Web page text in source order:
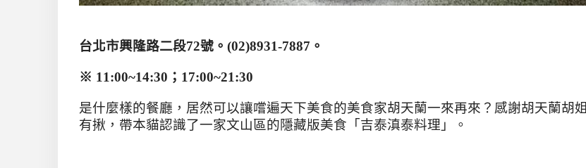
台北市興隆路二段72號。 (02)8931-7887 。
※ 11:00~14:30 ； 17:00~21:30
是什麼樣的餐廳，居然可以讓嚐遍天下美食的美食家胡天蘭一來再來？感謝胡天蘭胡姐
有揪，帶本貓認識了一家文山區的隱藏版美食「吉泰滇泰料理」。